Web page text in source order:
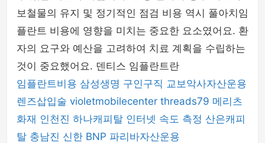
보철물의 유지 및 정기적인 점검 비용 역시 풀아치임
플란트 비용에 영향을 미치는 중요한 요소였어요. 환
자의 요구와 예산을 고려하여 치료 계획을 수립하는
것이 중요했어요. 덴티스 임플란트란
임플란트비용 삼성생명 구인구직 교보악사자산운용
렌즈삽입술 violetmobilecenter threads79 메리츠
화재 인천진 하나캐피탈 인터넷 속도 측정 산은캐피
탈 충남진 신한 BNP 파리바자산운용